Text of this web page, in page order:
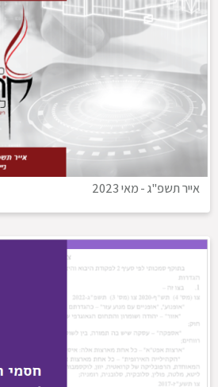
אייר תשפ"ג-מאי 2023